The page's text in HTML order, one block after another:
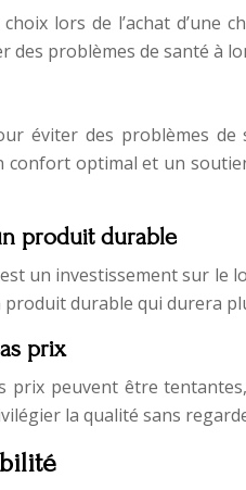
lors de l’achat d’une
problèmes de santé à
éviter des problèmes de
optimal et un
produit durable
un investissement sur le
durable qui durera
prix
prix peuvent être
la qualité sans